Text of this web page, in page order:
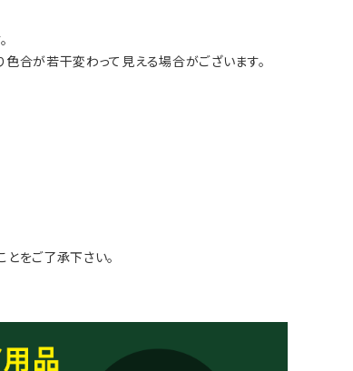
合が若干変わって見える場合がございます。
をご了承下さい。